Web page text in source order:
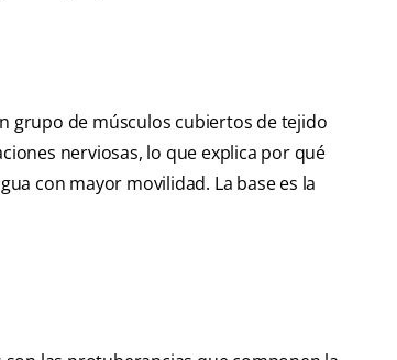
grupo de músculos cubiertos de tejido
nerviosas, lo que explica por qué
con mayor movilidad. La base es la